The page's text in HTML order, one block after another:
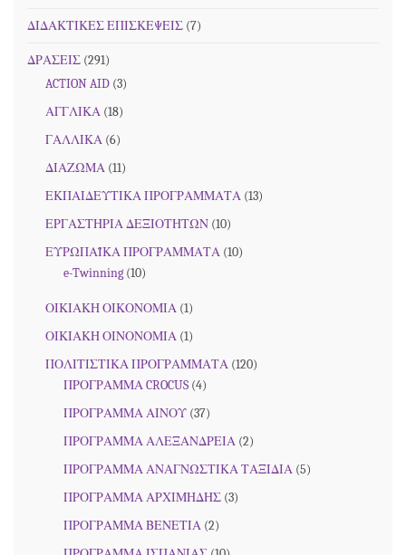
ΔΙΔΑΚΤΙΚΕΣ ΕΠΙΣΚΕΨΕΙΣ (7)
ΔΡΑΣΕΙΣ (291)
ACTION AID (3)
ΑΓΓΛΙΚΑ (18)
ΓΑΛΛΙΚΑ (6)
ΔΙΑΖΩΜΑ (11)
ΕΚΠΑΙΔΕΥΤΙΚΑ ΠΡΟΓΡΑΜΜΑΤΑ (13)
ΕΡΓΑΣΤΗΡΙΑ ΔΕΞΙΟΤΗΤΩΝ (10)
ΕΥΡΩΠΑΪΚΑ ΠΡΟΓΡΑΜΜΑΤΑ (10)
e-Twinning (10)
ΟΙΚΙΑΚΗ ΟΙΚΟΝΟΜΙΑ (1)
ΟΙΚΙΑΚΗ ΟΙΝΟΝΟΜΙΑ (1)
ΠΟΛΙΤΙΣΤΙΚΑ ΠΡΟΓΡΑΜΜΑΤΑ (120)
ΠΡΟΓΡΑΜΜΑ CROCUS (4)
ΠΡΟΓΡΑΜΜΑ ΑΙΝΟΥ (37)
ΠΡΟΓΡΑΜΜΑ ΑΛΕΞΑΝΔΡΕΙΑ (2)
ΠΡΟΓΡΑΜΜΑ ΑΝΑΓΝΩΣΤΙΚΑ ΤΑΞΙΔΙΑ (5)
ΠΡΟΓΡΑΜΜΑ ΑΡΧΙΜΗΔΗΣ (3)
ΠΡΟΓΡΑΜΜΑ ΒΕΝΕΤΙΑ (2)